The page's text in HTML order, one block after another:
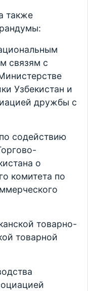
также
связям с
Узбекистан и
дружбы с
содействию
о
комитета по
товарно-
товарной